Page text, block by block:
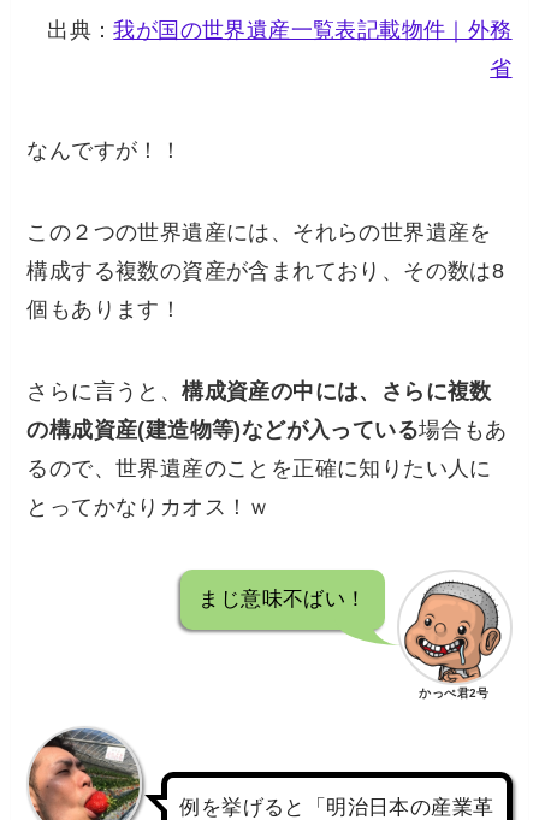
出典：我が国の世界遺産一覧表記載物件｜外務
省
なんですが！！
この２つの世界遺産には、それらの世界遺産を
構成する複数の資産が含まれており、その数は8
個 もあります！
さらに言うと、構成資産の中には、さらに複数
の構成資産(建造物等)などが入っている場合もあ
るので、世界遺産のことを正確に知りたい人に
とってかなりカオス！ｗ
まじ意味不ばい！
かっぺ君2号
例を挙げると「明治日本の産業革